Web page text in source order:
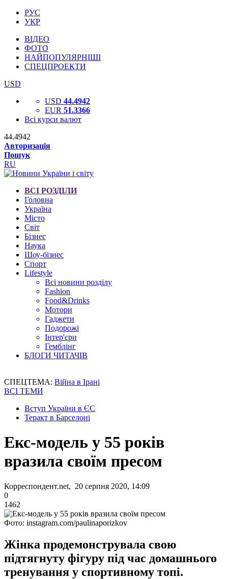
РУС
УКР
ВІДЕО
ФОТО
НАЙПОПУЛЯРНІШІ
СПЕЦПРОЕКТИ
USD
USD 44.4942
EUR 51.3366
Всі курси валют
44.4942
Авторизація
Пошук
RU
ВСІ РОЗДІЛИ
Головна
Україна
Місто
Світ
Бізнес
Наука
Шоу-бізнес
Спорт
Lifestyle
Всі новини розділу
Fashion
Food&Drinks
Мотори
Гаджети
Подорожі
Інтер'єри
Гемблінг
БЛОГИ ЧИТАЧІВ
СПЕЦТЕМА: Війна в Ірані
ВСІ ТЕМИ
Вступ України в ЄС
Теракт в Барселоні
Екс-модель у 55 років
вразила своїм пресом
Корреспондент.net, 20 серпня 2020, 14:09
0
1462
Фото: instagram.com/paulinaporizkov
Жінка продемонструвала свою
підтягнуту фігуру під час домашнього
тренування у спортивному топі.